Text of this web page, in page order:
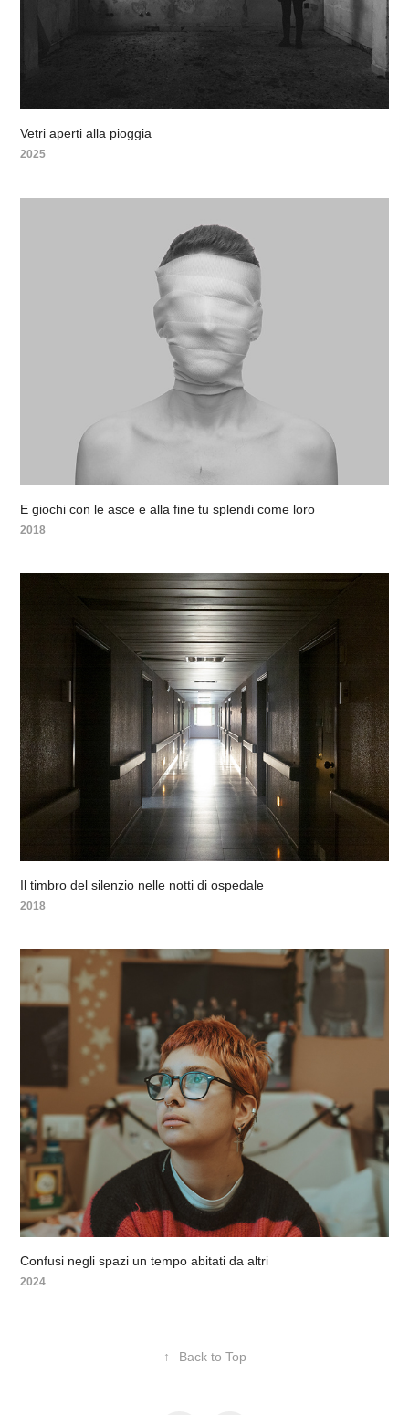
Vetri aperti alla pioggia
2025
E giochi con le asce e alla fine tu splendi come loro
2018
Il timbro del silenzio nelle notti di ospedale
2018
Confusi negli spazi un tempo abitati da altri
2024
↑ Back to Top